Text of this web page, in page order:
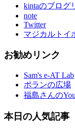
kintaのブログ
note
Twitter
マジカルトイ
お勧めリンク
Sam's e-AT Lab
ポランの広場
福島さんの
本日の人気記事